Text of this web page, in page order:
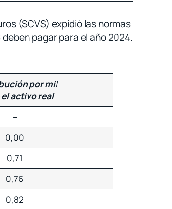
(SCVS) expidió las normas
pagar para el año 2024.
por mil
activo real
–
0,00
0,71
0,76
0,82